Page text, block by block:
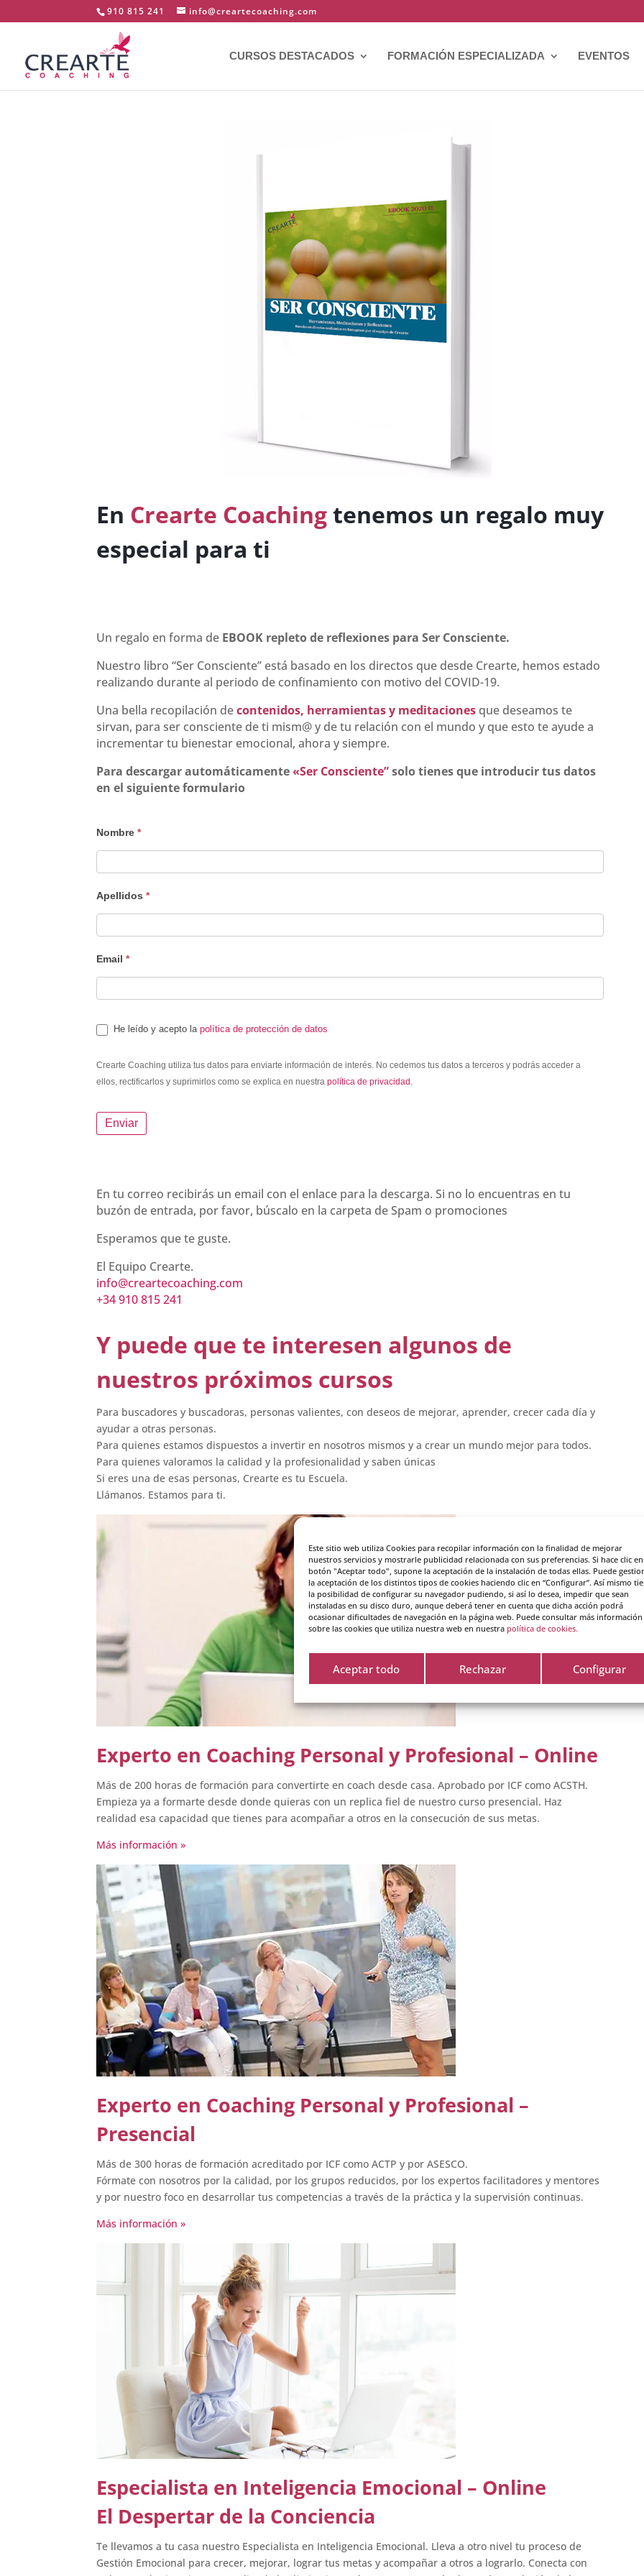
Este sitio web utiliza Cookies para recopilar información con la finalidad de mejorar
nuestros servicios y mostrarle publicidad relacionada con sus preferencias. Si hace clic
botón "Aceptar todo", supone la aceptación de la instalación de todas ellas. Puede
la aceptación de los distintos tipos de cookies haciendo clic en “Configurar”. Así mismo
la posibilidad de configurar su navegador pudiendo, si así lo desea, impedir que sean
instaladas en su disco duro, aunque deberá tener en cuenta que dicha acción podrá
ocasionar dificultades de navegación en la página web. Puede consultar más información
sobre las cookies que utiliza nuestra web en nuestra política de cookies.
Aceptar todo Rechazar Configurar
910 815 241 info@creartecoaching.com
CURSOS DESTACADOS FORMACIÓN ESPECIALIZADA EVENTOS
En Crearte Coachingtenemos un regalo muy
especial para ti
Un regalo en forma de EBOOK repleto de reflexiones para Ser Consciente.
Nuestro libro “Ser Consciente” está basado en los directos que desde Crearte, hemos estado
realizando durante al periodo de confinamiento con motivo del COVID-19.
Una bella recopilación decontenidos, herramientas y meditaciones que deseamos te
sirvan, para ser consciente de ti mism@ y de tu relación con el mundo y que esto te ayude a
incrementar tu bienestar emocional, ahora y siempre.
Para descargar automáticamente «Ser Consciente” solo tienes que introducir tus datos
en el siguiente formulario
Regalos
libros
más
Nombre*
Apellidos*
Email*
He leído y acepto lapolítica de protección de datos
Crearte Coaching utiliza tus datos para enviarte información de interés. No cedemos tus datos a terceros y podrás acceder a
ellos, rectificarlos y suprimirlos como se explica en nuestrapolítica de privacidad.
Enviar
En tu correo recibirás un email con el enlace para la descarga. Si no lo encuentras en tu
buzón de entrada, por favor, búscalo en la carpeta de Spam o promociones
Esperamos que te guste.
El Equipo Crearte.
info@creartecoaching.com
+34 910 815 241
Y puede que te interesen algunos de
nuestros próximos cursos
Para buscadores y buscadoras, personas valientes, con deseos de mejorar, aprender, crecer cada día y
ayudar a otras personas.
Para quienes estamos dispuestos a invertir en nosotros mismos y a crear un mundo mejor para todos.
Para quienes valoramos la calidad y la profesionalidad y saben únicas
Si eres una de esas personas, Crearte es tu Escuela.
Llámanos. Estamos para ti.
Experto en Coaching Personal y Profesional – Online
Más de 200 horas de formación para convertirte en coach desde casa. Aprobado por ICF como ACSTH.
Empieza ya a formarte desde donde quieras con un replica fiel de nuestro curso presencial. Haz
realidad esa capacidad que tienes para acompañar a otros en la consecución de sus metas.
Más información »
Experto en Coaching Personal y Profesional –
Presencial
Más de 300 horas de formación acreditado por ICF como ACTP y por ASESCO.
Fórmate con nosotros por la calidad, por los grupos reducidos, por los expertos facilitadores y mentores
y por nuestro foco en desarrollar tus competencias a través de la práctica y la supervisión continuas.
Más información »
Especialista en Inteligencia Emocional – Online
El Despertar de la Conciencia
Te llevamos a tu casa nuestro Especialista en Inteligencia Emocional. Lleva a otro nivel tu proceso de
Gestión Emocional para crecer, mejorar, lograr tus metas y acompañar a otros a lograrlo. Conecta con